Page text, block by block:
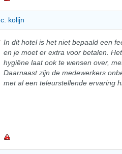
c. kolijn
In dit hotel is het niet bepaald een
en je moet er extra voor betalen.
hygiëne laat ook te wensen over,
Daarnaast zijn de medewerkers
met al een teleurstellende ervaring